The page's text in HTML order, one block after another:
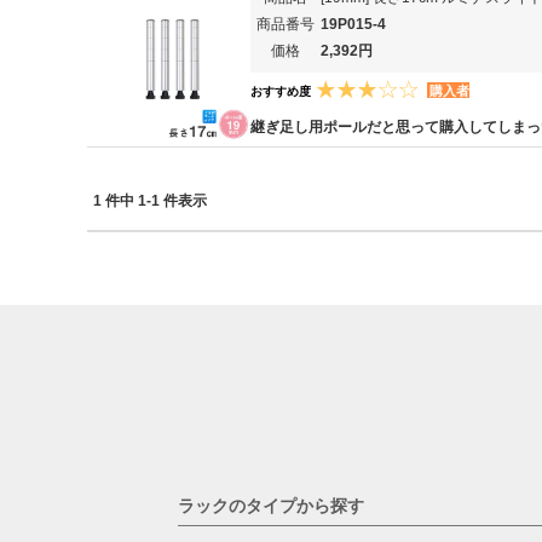
商品番号 19P015-4
価格
2,392円
おすすめ度 購入者
継ぎ足し用ポールだと思って購入してしま
1 件中 1-1 件表示